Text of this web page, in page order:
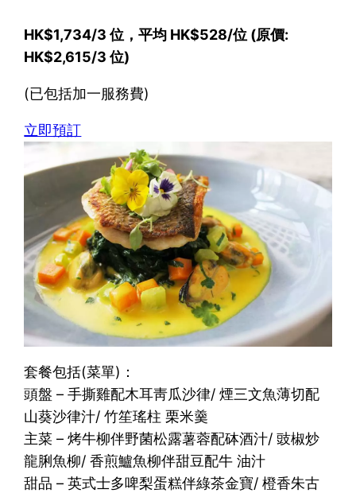
HK$1,734/3 位，平均 HK$528/位 (原價:
HK$2,615/3 位)
(已包括加一服務費)
立即預訂
套餐包括(菜單)：
頭盤 – 手撕雞配木耳靑瓜沙律/ 煙三文魚薄切配
山葵沙律汁/ 竹笙瑤柱 栗米羹
主菜 – 烤牛柳伴野菌松露薯蓉配砵酒汁/ 豉椒炒
龍脷魚柳/ 香煎鱸魚柳伴甜豆配牛 油汁
甜品 – 英式士多啤梨蛋糕伴綠茶金寶/ 橙香朱古